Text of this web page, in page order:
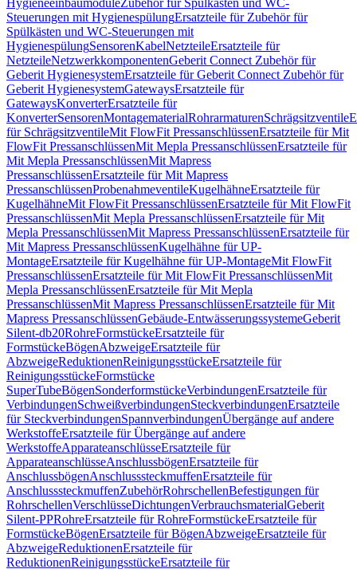
HygieneeinbaumoduleZubehör für Spülkästen und WC-
Steuerungen mit HygienespülungErsatzteile für Zubehör für
Spülkästen und WC-Steuerungen mit
HygienespülungSensorenKabelNetzteileErsatzteile für
NetzteileNetzwerkkomponentenGeberit Connect Zubehör für
Geberit HygienesystemErsatzteile für Geberit Connect Zubehör für
Geberit HygienesystemGatewaysErsatzteile für
GatewaysKonverterErsatzteile für
KonverterSensorenMontagematerialRohrarmaturenSchrägsitzventile
für SchrägsitzventileMit FlowFit PressanschlüssenErsatzteile für Mit
FlowFit PressanschlüssenMit Mepla PressanschlüssenErsatzteile für
Mit Mepla PressanschlüssenMit Mapress
PressanschlüssenErsatzteile für Mit Mapress
PressanschlüssenProbenahmeventileKugelhähneErsatzteile für
KugelhähneMit FlowFit PressanschlüssenErsatzteile für Mit FlowFit
PressanschlüssenMit Mepla PressanschlüssenErsatzteile für Mit
Mepla PressanschlüssenMit Mapress PressanschlüssenErsatzteile für
Mit Mapress PressanschlüssenKugelhähne für UP-
MontageErsatzteile für Kugelhähne für UP-MontageMit FlowFit
PressanschlüssenErsatzteile für Mit FlowFit PressanschlüssenMit
Mepla PressanschlüssenErsatzteile für Mit Mepla
PressanschlüssenMit Mapress PressanschlüssenErsatzteile für Mit
Mapress PressanschlüssenGebäude-EntwässerungssystemeGeberit
Silent-db20RohreFormstückeErsatzteile für
FormstückeBögenAbzweigeErsatzteile für
AbzweigeReduktionenReinigungsstückeErsatzteile für
ReinigungsstückeFormstücke
SuperTubeBögenSonderformstückeVerbindungenErsatzteile für
VerbindungenSchweißverbindungenSteckverbindungenErsatzteile
für SteckverbindungenSpannverbindungenÜbergänge auf andere
WerkstoffeErsatzteile für Übergänge auf andere
WerkstoffeApparateanschlüsseErsatzteile für
ApparateanschlüsseAnschlussbögenErsatzteile für
AnschlussbögenAnschlusssteckmuffenErsatzteile für
AnschlusssteckmuffenZubehörRohrschellenBefestigungen für
RohrschellenVerschlüsseDichtungenVerbrauchsmaterialGeberit
Silent-PPRohreErsatzteile für RohreFormstückeErsatzteile für
FormstückeBögenErsatzteile für BögenAbzweigeErsatzteile für
AbzweigeReduktionenErsatzteile für
ReduktionenReinigungsstückeErsatzteile für